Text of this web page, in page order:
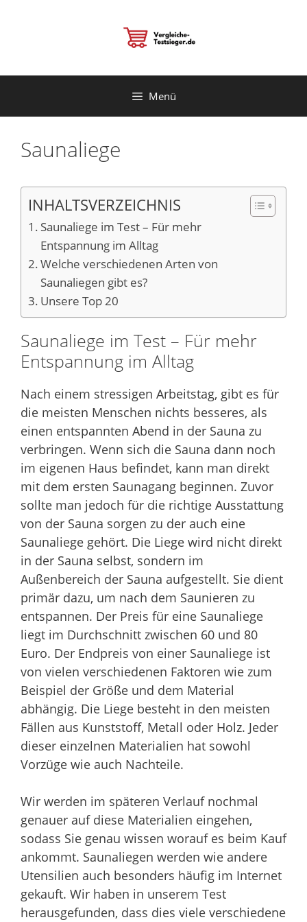
Menü
Saunaliege
INHALTSVERZEICHNIS
Saunaliege im Test – Für mehr
Entspannung im Alltag
Welche verschiedenen Arten von
Saunaliegen gibt es?
Unsere Top 20
Saunaliege im Test – Für mehr
Entspannung im Alltag
Nach einem stressigen Arbeitstag, gibt es für
die meisten Menschen nichts besseres, als
einen entspannten Abend in der Sauna zu
verbringen. Wenn sich die Sauna dann noch
im eigenen Haus befindet, kann man direkt
mit dem ersten Saunagang beginnen. Zuvor
sollte man jedoch für die richtige Ausstattung
von der Sauna sorgen zu der auch eine
Saunaliege gehört. Die Liege wird nicht direkt
in der Sauna selbst, sondern im
Außenbereich der Sauna aufgestellt. Sie dient
primär dazu, um nach dem Saunieren zu
entspannen. Der Preis für eine Saunaliege
liegt im Durchschnitt zwischen 60 und 80
Euro. Der Endpreis von einer Saunaliege ist
von vielen verschiedenen Faktoren wie zum
Beispiel der Größe und dem Material
abhängig. Die Liege besteht in den meisten
Fällen aus Kunststoff, Metall oder Holz. Jeder
dieser einzelnen Materialien hat sowohl
Vorzüge wie auch Nachteile.
Wir werden im späteren Verlauf nochmal
genauer auf diese Materialien eingehen,
sodass Sie genau wissen worauf es beim Kauf
ankommt. Saunaliegen werden wie andere
Utensilien auch besonders häufig im Internet
gekauft. Wir haben in unserem Test
herausgefunden, dass dies viele verschiedene